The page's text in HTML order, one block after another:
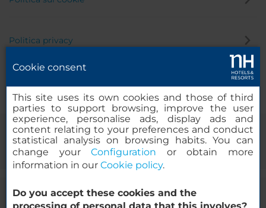
Politica privacy
© 2000-2026 MINOR HOTELS EUROPE & AMERICAS Santa Engracia
Cookie consent
This site uses its own cookies and those of third
parties to support browsing, improve the user
experience, personalise ads, display ads and
content relating to your preferences and conduct
statistical analysis on browsing habits. You can
change yourConfiguration or obtain more
information in our Cookie policy.
Do you accept these cookies and the